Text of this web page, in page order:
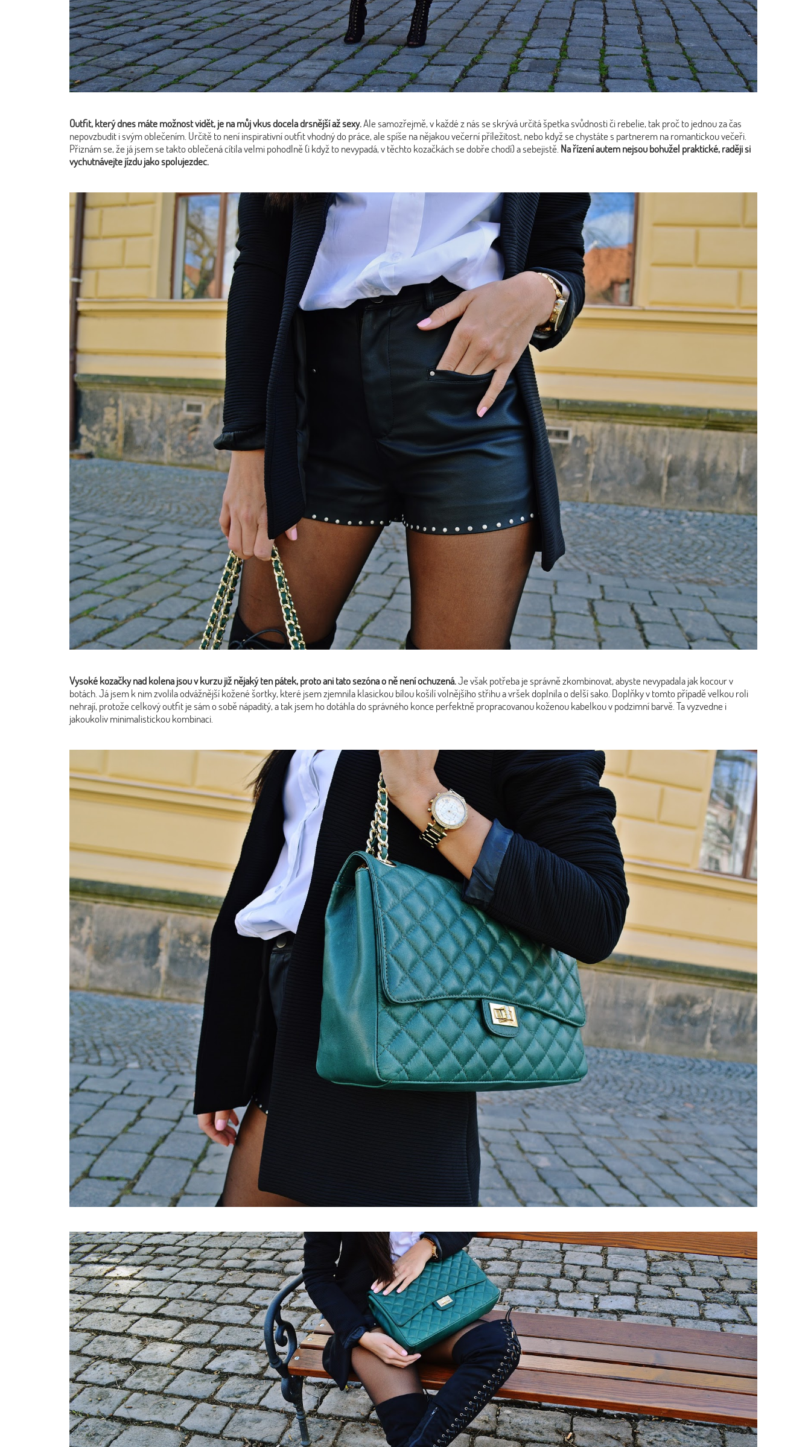
Outfit, který dnes máte možnost vidět, je na můj vkus docela drsnější až sexy.Ale samozřejmě, v každé z nás se skrývá určitá špetka svůdnosti či rebelie, tak proč to jednou za čas
nepovzbudit i svým oblečením. Určitě to není inspirativní outfit vhodný do práce, ale spíše na nějakou večerní příležitost, nebo když se chystáte s partnerem na romantickou večeři.
Přiznám se, že já jsem se takto oblečená cítila velmi pohodlně (i když to nevypadá, v těchto kozačkách se dobře chodí) a sebejistě. Na řízení autem nejsou bohužel praktické, raději si
vychutnávejte jízdu jako spolujezdec.
Vysoké kozačky nad kolena jsou v kurzu již nějaký ten pátek, proto ani tato sezóna o ně není ochuzená.Je však potřeba je správně zkombinovat, abyste nevypadala jak kocour v
botách. Já jsem k nim zvolila odvážnější kožené šortky, které jsem zjemnila klasickou bílou košilí volnějšího střihu a vršek doplnila o delší sako. Doplňky v tomto případě velkou roli
nehrají, protože celkový outfit je sám o sobě nápaditý, a tak jsem ho dotáhla do správného konce perfektně propracovanou koženou kabelkou v podzimní barvě. Ta vyzvedne i
jakoukoliv minimalistickou kombinaci.